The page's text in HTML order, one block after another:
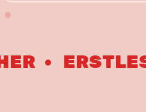
ERSTLESER